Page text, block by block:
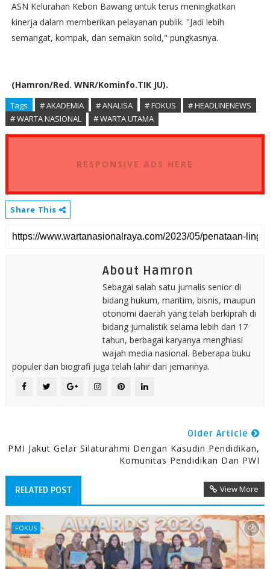
ASN Kelurahan Kebon Bawang untuk terus meningkatkan
kinerja dalam memberikan pelayanan publik. "Jadi lebih
semangat, kompak, dan semakin solid," pungkasnya.
(Hamron/Red. WNR/Kominfo.TIK JU).
Tags # AKADEMIA # ANALISA # FOKUS
# HEADLINENEWS
# WARTA NASIONAL
# WARTA UTAMA
RESPONSIVE ADS HERE
Share This
About Hamron
Sebagai salah satu jurnalis senior di
bidang hukum, maritim, bisnis, maupun
otonomi daerah yang telah berkiprah di
bidang jurnalistik selama lebih dari 17
tahun, berbagai karyanya menghiasi
wajah media nasional. Beberapa buku
populer dan biografi juga telah lahir dari jemarinya.
Older Article
PMI Jakut Gelar Silaturahmi Dengan Kasudin Pendidikan,
Komunitas Pendidikan Dan PWI
RELATED POST View More
FOKUS